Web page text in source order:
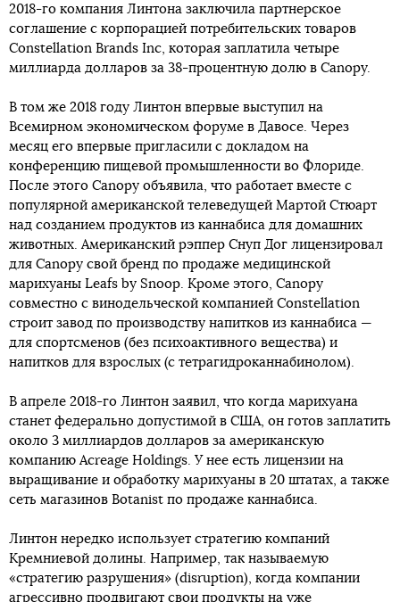
2018-го компания Линтона заключила партнерское
соглашение с корпорацией потребительских товаров
Constellation Brands Inc, которая заплатила четыре
миллиарда долларов за 38-процентную долю в Canopy.
В том же 2018 году Линтон впервые выступил на
Всемирном экономическом форуме в Давосе. Через
месяц его впервые пригласили с докладом на
конференцию пищевой промышленности во Флориде.
После этого Canopy объявила, что работает вместе с
популярной американской телеведущей Мартой Стюарт
над созданием продуктов из каннабиса для домашних
животных. Американский рэппер Снуп Дог лицензировал
для Canopy свой бренд по продаже медицинской
марихуаны Leafs by Snoop. Кроме этого, Canopy
совместно с винодельческой компанией Constellation
строит завод по производству напитков из каннабиса —
для спортсменов (без психоактивного вещества) и
напитков для взрослых (с тетрагидроканнабинолом).
В апреле 2018-го Линтон заявил, что когда марихуана
станет федерально допустимой в США, он готов заплатить
около 3 миллиардов долларов за американскую
компанию Acreage Holdings. У нее есть лицензии на
выращивание и обработку марихуаны в 20 штатах, а также
сеть магазинов Botanist по продаже каннабиса.
Линтон нередко использует стратегию компаний
Кремниевой долины. Например, так называемую
«стратегию разрушения» (disruption), когда компании
агрессивно продвигают свои продукты на уже